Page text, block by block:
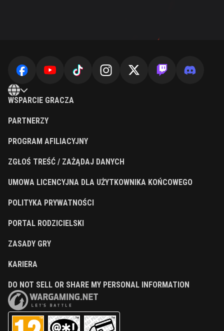
WSPARCIE GRACZA
PARTNERZY
PROGRAM AFILIACYJNY
ZGŁOŚ TREŚĆ / ZAŻĄDAJ DANYCH
UMOWA LICENCYJNA DLA UŻYTKOWNIKA KOŃCOWEGO
POLITYKA PRYWATNOŚCI
PORTAL RODZICIELSKI
ZASADY GRY
KARIERA
DO NOT SELL OR SHARE MY PERSONAL INFORMATION